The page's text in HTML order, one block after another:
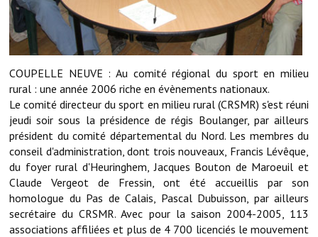
Terrains et maisons à vendre
VOTRE MAIRIE
Elus et agents
L'équipe municipale
Le personnel municipal
Les moyens financiers
Note de synthèse financière
Rapport d'orientation budgétaire
COUPELLE NEUVE : Au comité régional du sport en milieu
rural : une année 2006 riche en évènements nationaux.
Le comité directeur du sport en milieu rural (CRSMR) s'est réuni
jeudi soir sous la présidence de régis Boulanger, par ailleurs
président du comité départemental du Nord. Les membres du
conseil d'administration, dont trois nouveaux, Francis Lévêque,
du foyer rural d'Heuringhem, Jacques Bouton de Maroeuil et
Claude Vergeot de Fressin, ont été accueillis par son
homologue du Pas de Calais, Pascal Dubuisson, par ailleurs
secrétaire du CRSMR. Avec pour la saison 2004-2005, 113
associations affiliées et plus de 4 700 licenciés le mouvement